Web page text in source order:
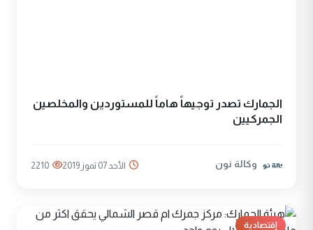
الجمارك تصدر توجيهاً هاماً للمستوردين والمخلصين
الجمركيين
وكالة نون الأحد 07 تموز 2019 2210
إقتصادية